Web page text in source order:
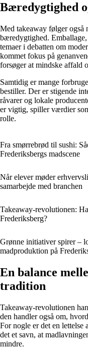
Bæredygtighed
Med takeaway følger også
bæredygtighed.
temaer i debatten om
kommet fokus på
forsøger at mindske affald
Samtidig er mange
bestiller. Der er stigende
råvarer og lokale
er vigtig, spiller værdier
rolle.
Fra smørrebrød til sushi:
Frederiksbergs madscene
Når elever møder
samarbejde med branchen
Takeaway-revolutionen:
Frederiksberg?
Grønne initiativer spirer –
madproduktion på
En balance
tradition
Takeaway-revolutionen
den handler også om,
For nogle er det en lettelse
det et savn, at
mindre.